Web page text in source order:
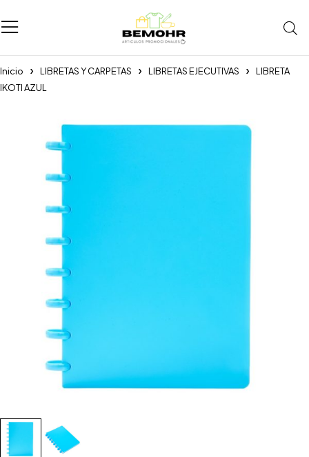
Inicio LIBRETAS Y CARPETAS LIBRETAS EJECUTIVAS
LIBRETA
IKOTI AZUL